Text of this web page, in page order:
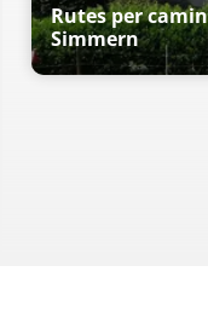
Rutes per
Simmern